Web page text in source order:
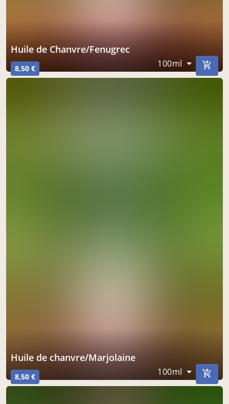
Huile de Chanvre/Fenugrec
8,50 € 100ml
Huile de chanvre/Marjolaine
8,50 € 100ml